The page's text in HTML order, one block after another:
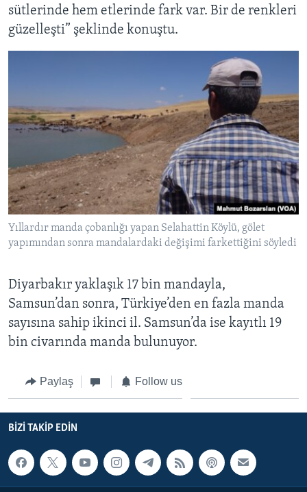
sütlerinde hem etlerinde fark var. Bir de renkleri
güzelleşti” şeklinde konuştu.
Yıllardır manda çobanlığı yapan Selahattin Köylü, gölet
yapımından sonra mandalardaki değişimi farkettiğini söyledi
Diyarbakır yaklaşık 17 bin mandayla,
Samsun’dan sonra, Türkiye’den en fazla manda
sayısına sahip ikinci il. Samsun’da ise kayıtlı 19
bin civarında manda bulunuyor.
Paylaş Follow us
BIZI TAKIP EDIN